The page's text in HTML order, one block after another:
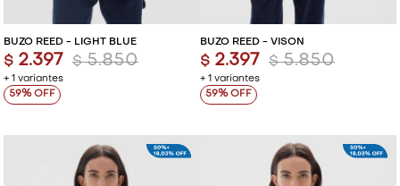
BUZO REED - LIGHT BLUE
+ 1 variantes
$ 2.397 $ 5.850
59
BUZO REED - VISON
+ 1 variantes
$ 2.397 $ 5.850
59